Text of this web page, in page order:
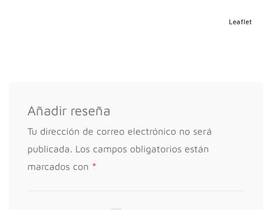
Leaflet
Añadir reseña
Tu dirección de correo electrónico no será
publicada. Los campos obligatorios están
marcados con *